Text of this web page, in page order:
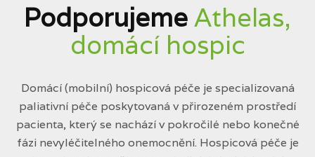
PodporujemeAthelas,
domácí hospic
Domácí (mobilní) hospicová péče je specializovaná
paliativní péče poskytovaná v přirozeném prostředí
pacienta, který se nachází v pokročilé nebo konečné
fázi nevyléčitelného onemocnění. Hospicová péče je